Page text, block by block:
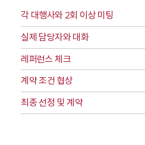
각 대행사와 2회 이상 미팅
실제 담당자와 대화
레퍼런스 체크
계약 조건 협상
최종 선정 및 계약